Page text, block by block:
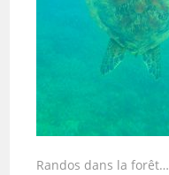
Randos dans la forêt…